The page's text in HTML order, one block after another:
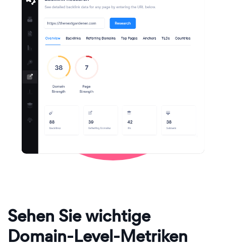
Sehen Sie wichtige
Domain-Level-Metriken